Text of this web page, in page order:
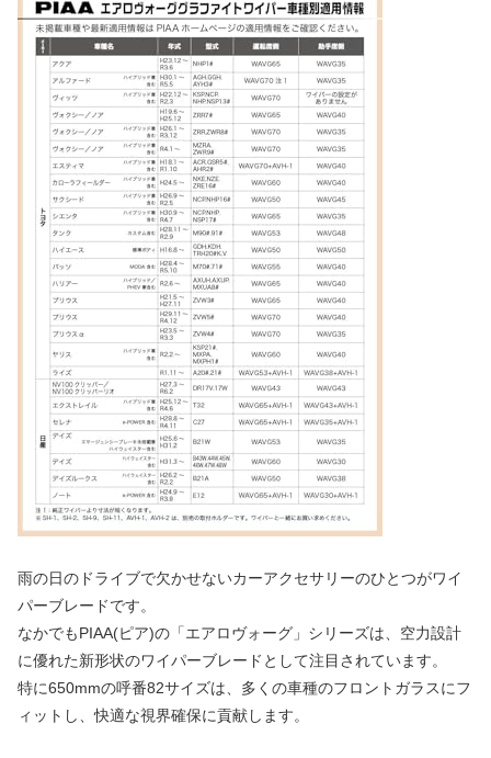
雨の日のドライブで欠かせないカーアクセサリーのひとつがワイ
パーブレードです。
なかでもPIAA(ピア)の「エアロヴォーグ」シリーズは、空力設計
に優れた新形状のワイパーブレードとして注目されています。
特に650mmの呼番82サイズは、多くの車種のフロントガラスにフ
ィットし、快適な視界確保に貢献します。